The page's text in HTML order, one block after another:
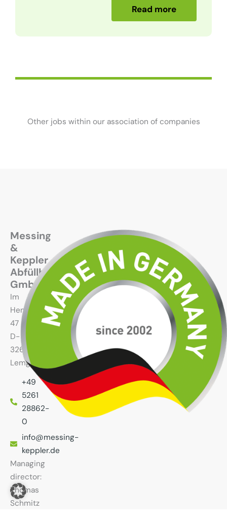
Read more
Other jobs within our association of companies
Messing
&
Keppler
Abfüllbetrieb
GmbH
Im
Hengstfeld
47
D-
32657
Lemgo
+49
5261
28862-
0
info@messing-
keppler.de
Managing
director:
Thomas
Schmitz